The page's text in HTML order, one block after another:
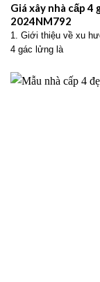
Giá xây nhà cấp 4
2024NM792
1. Giới thiệu về xu
4 gác lửng là